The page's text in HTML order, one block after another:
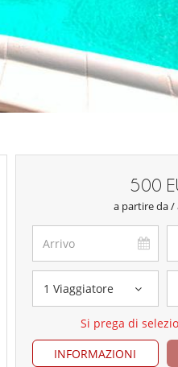
500
a partire da /
1 Viaggiatore
Si prega di
INFORMAZIONI